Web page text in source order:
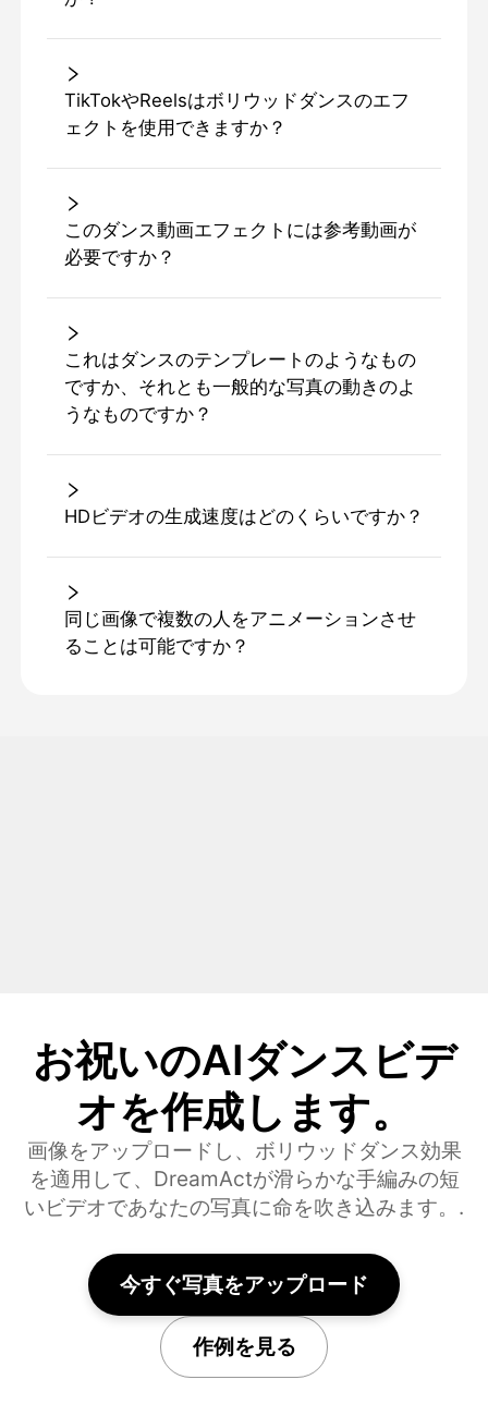
TikTokやReelsはボリウッドダンスのエフ
ェクトを使用できますか？
このダンス動画エフェクトには参考動画が
必要ですか？
これはダンスのテンプレートのようなもの
ですか、それとも一般的な写真の動きのよ
うなものですか？
HDビデオの生成速度はどのくらいですか？
同じ画像で複数の人をアニメーションさせ
ることは可能ですか？
お祝いのAIダンスビデ
オを作成します。
画像をアップロードし、ボリウッドダンス効果
を適用して、DreamActが滑らかな手編みの短
いビデオであなたの写真に命を吹き込みます。.
今すぐ写真をアップロード
作例を見る